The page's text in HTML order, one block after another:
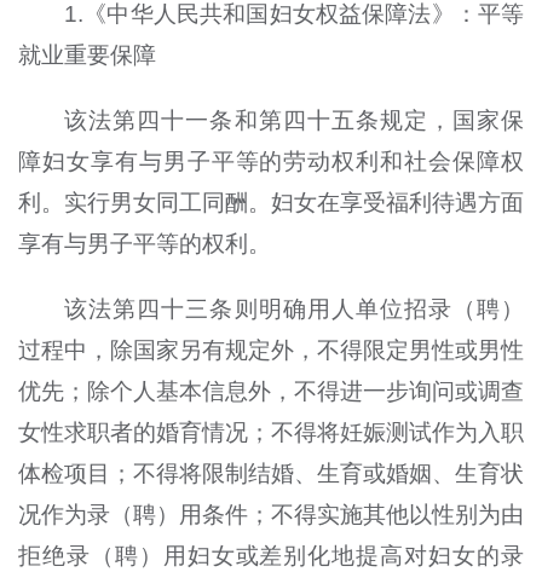
1.《中华人民共和国妇女权益保障法》：平等
就业重要保障
该法第四十一条和第四十五条规定，国家保
障妇女享有与男子平等的劳动权利和社会保障权
利。实行男女同工同酬。妇女在享受福利待遇方面
享有与男子平等的权利。
该法第四十三条则明确用人单位招录（聘）
过程中，除国家另有规定外，不得限定男性或男性
优先；除个人基本信息外，不得进一步询问或调查
女性求职者的婚育情况；不得将妊娠测试作为入职
体检项目；不得将限制结婚、生育或婚姻、生育状
况作为录（聘）用条件；不得实施其他以性别为由
拒绝录（聘）用妇女或差别化地提高对妇女的录